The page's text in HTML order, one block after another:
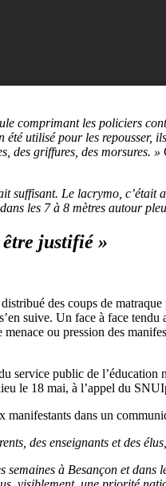
comprimant les policiers
utilisé pour les repousser,
des griffures, des morsures. »
suffisant. Le lacrymo,
les 7 à 8 mètres autour
être justifié »
des coups de
suive. Un face à face
ou pression des
service public de
le 18 mai, à l’appel du
manifestants dans un
des enseignants et des
semaines à Besançon et dans